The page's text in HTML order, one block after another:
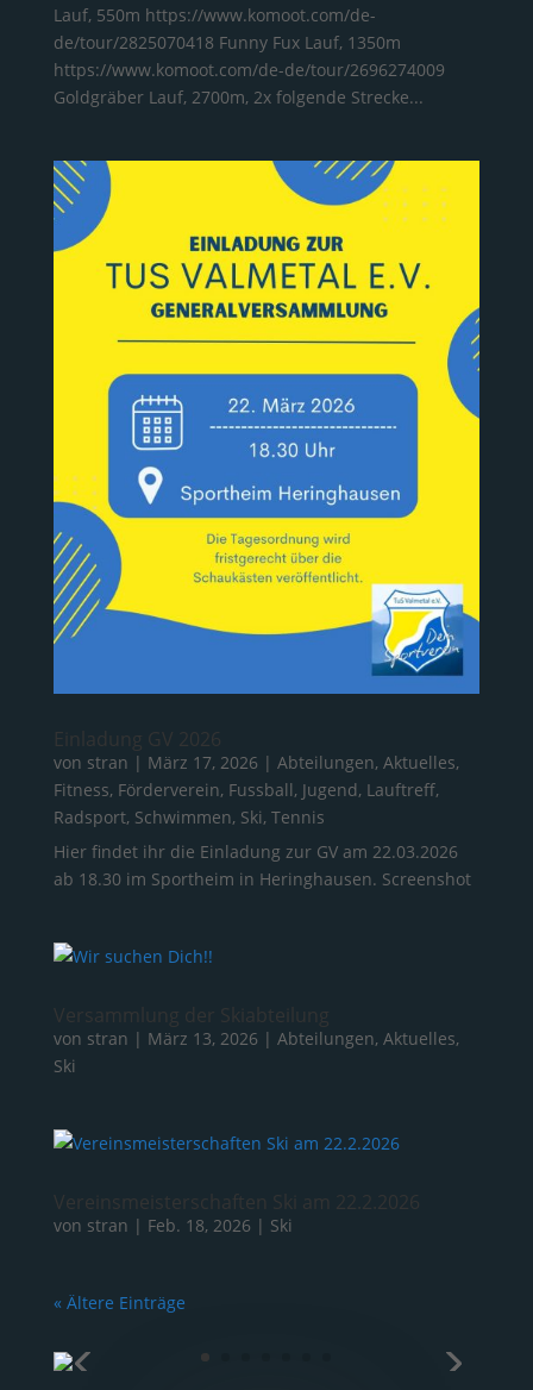
Lauf, 550m https://www.komoot.com/de-
de/tour/2825070418 Funny Fux Lauf, 1350m
https://www.komoot.com/de-de/tour/2696274009
Goldgräber Lauf, 2700m, 2x folgende Strecke...
Einladung GV 2026
von stran | März 17, 2026 | Abteilungen, Aktuelles,
Fitness, Förderverein, Fussball, Jugend, Lauftreff,
Radsport, Schwimmen, Ski, Tennis
Hier findet ihr die Einladung zur GV am 22.03.2026
ab 18.30 im Sportheim in Heringhausen. Screenshot
Versammlung der Skiabteilung
von stran | März 13, 2026 | Abteilungen, Aktuelles,
Ski
Vereinsmeisterschaften Ski am 22.2.2026
von stran | Feb. 18, 2026 | Ski
« Ältere Einträge